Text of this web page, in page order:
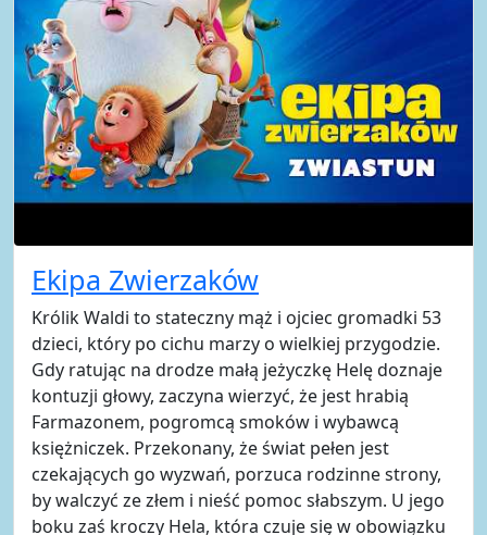
Ekipa Zwierzaków
Królik Waldi to stateczny mąż i ojciec gromadki 53
dzieci, który po cichu marzy o wielkiej przygodzie.
Gdy ratując na drodze małą jeżyczkę Helę doznaje
kontuzji głowy, zaczyna wierzyć, że jest hrabią
Farmazonem, pogromcą smoków i wybawcą
księżniczek. Przekonany, że świat pełen jest
czekających go wyzwań, porzuca rodzinne strony,
by walczyć ze złem i nieść pomoc słabszym. U jego
boku zaś kroczy Hela, która czuje się w obowiązku